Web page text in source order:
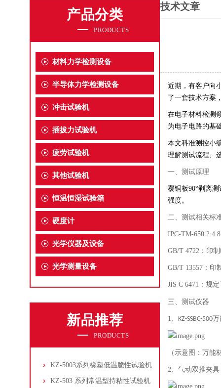
产品分类
PRODUCTS
材料力学检测设备
半导体力学检测设备
冲击试验机
插拔力试验机
疲劳试验机
其他试验机
恒温恒湿试验箱
硬度计
光学仪器及设备
光学测量设备
新品推荐
PRODUCTS
KZ-5003系列橡塑低温脆性试验机
KZ-503 系列常温型持粘性试验机
技术文章
近期，有客户向
了一套技术方案
在电子材料检测
为电子电路的基
本文科准测控小
理解测试流程、
一、测试原理
覆铜板90°剥离
强度。
二、测试相关标
IPC-TM-650 2.4.8
GB/T 4722：印
GB/T 13557：印
JIS C 6471 ：规
三、测试仪器
1、 KZ-SSBC-500万
（示意图：万能
2、气动双推夹